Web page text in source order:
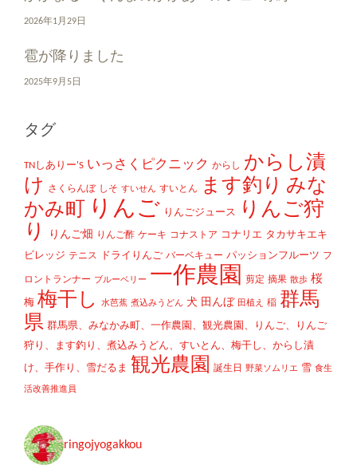
2026年1月29日
雹が降りました
2025年9月5日
タグ
TNしありー'S いっさくピクニック からし からし漬
け
さくらんぼ しそ すいせん すいとん ます釣り みな
かみ町
りんご りんごジュース
りんご狩
り
りんご畑 りんご酢 ケーキ コナストア コナリエ タカサキエキ
ビレッジ テニス ドライりんご バーベキュー パッションフルーツ フ
ロントランナー ブルーベリー 一作農園 剪定 摘果 散歩 桜
梅 梅干し 水芭蕉 煮込みうどん 犬 田んぼ 田植え 稲 群馬
県 群馬県、みなかみ町、一作農園、観光農園、りんご、りんご
狩り、ます釣り、煮込みうどん、すいとん、梅干し、からし漬
け、手作り、雪だるま 観光農園 誕生日 野菜ソムリエ 雪 食生
活改善推進員
ringojyogakkou